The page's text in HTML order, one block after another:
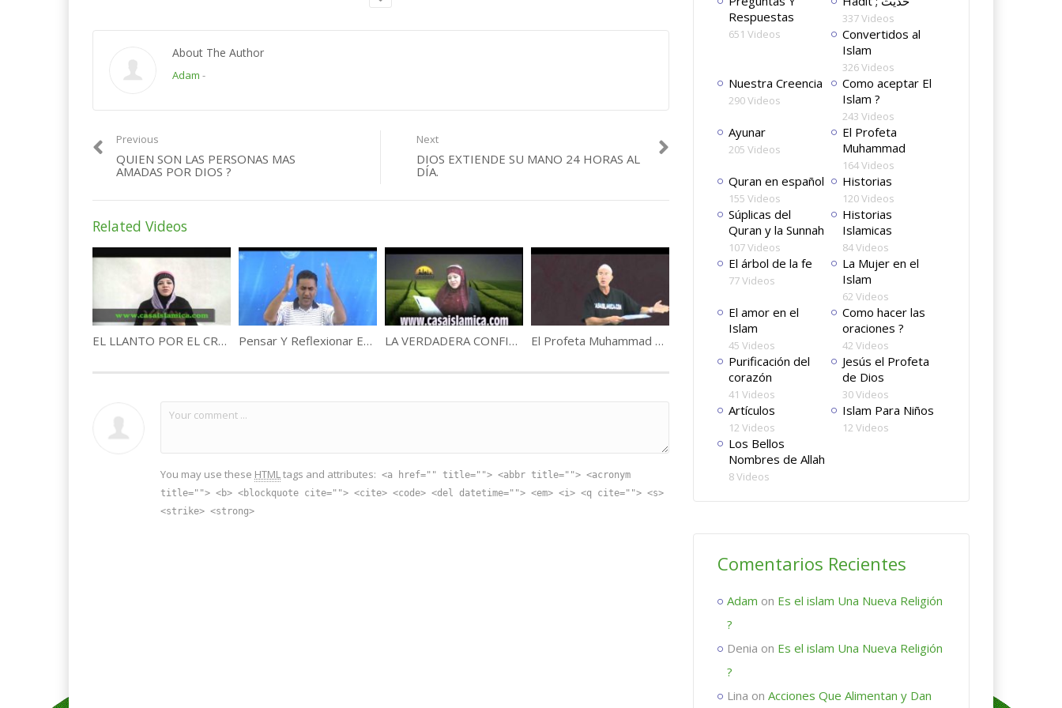
About The Author
Adam -
Previous
QUIEN SON LAS PERSONAS MAS
AMADAS POR DIOS ?
Next
DIOS EXTIENDE SU MANO 24 HORAS AL
DÍA.
Related Videos
EL LLANTO POR EL CREADOR . Pensar Y Reflexionar En La creación De Dios Con El Doctor Tarik. LA VERDADERA CONFIANZA EN ALLAH . El Profeta Muhammad Hablando Sobre El Caracter.
You may use these HTMLtags and attributes: <a href="" title=""> <abbr title=""> <acronym
title=""> <b> <blockquote cite=""> <cite> <code> <del datetime=""> <em> <i> <q cite=""> <s>
<strike> <strong>
Respuestas
651 Videos
337 Videos
Convertidos al
Islam
326 Videos
Nuestra Creencia
290 Videos
Como aceptar El
Islam ?
243 Videos
Ayunar
205 Videos
El Profeta
Muhammad
164 Videos
Quran en español
155 Videos
Historias
120 Videos
Súplicas del
Quran y la Sunnah
107 Videos
Historias
Islamicas
84 Videos
El árbol de la fe
77 Videos
La Mujer en el
Islam
62 Videos
El amor en el
Islam
45 Videos
Como hacer las
oraciones ?
42 Videos
Purificación del
corazón
41 Videos
Jesús el Profeta
de Dios
30 Videos
Artículos
12 Videos
Islam Para Niños
12 Videos
Los Bellos
Nombres de Allah
8 Videos
Comentarios Recientes
Adam on Es el islam Una Nueva Religión
?
Denia on Es el islam Una Nueva Religión
?
Lina on Acciones Que Alimentan y Dan